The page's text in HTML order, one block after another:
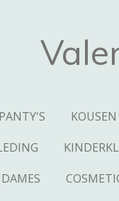
PANTY'S KOUSEN